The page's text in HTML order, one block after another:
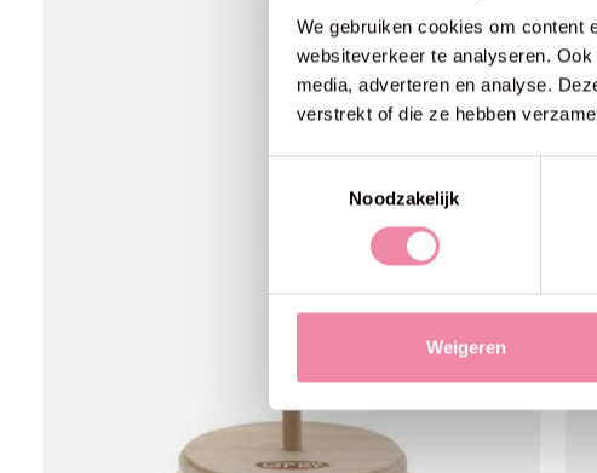
We gebruiken cookies om content
websiteverkeer te analyseren.
media, adverteren en analyse.
verstrekt of die ze hebben
Noodzakelijk
Weigeren